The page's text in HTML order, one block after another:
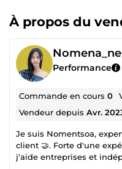
À propos du
Performance
Commande en cours0
Vendeur depuisAvr.
Je suis Nomentsoa,
client 🤝. Forte d'une
j'aide entreprises et